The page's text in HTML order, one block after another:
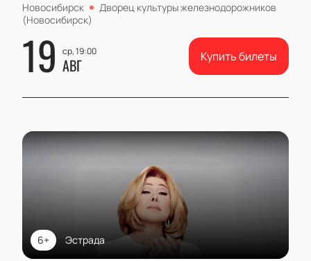
Новосибирск
Дворец культуры железнодорожников
(Новосибирск)
19 ср, 19:00
АВГ Купить билеты
Эстрада
6+